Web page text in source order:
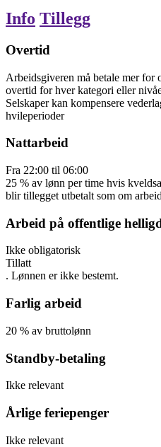
Info Tillegg
Overtid
Arbeidsgiveren må betale mer for
overtid for hver kategori eller
Selskaper kan kompensere
hvileperioder
Nattarbeid
Fra 22:00 til 06:00
25 % av lønn per time hvis
blir tillegget utbetalt som om
Arbeid på offentlige
Ikke obligatorisk
Tillatt
. Lønnen er ikke bestemt.
Farlig arbeid
20 % av bruttolønn
Standby-betaling
Ikke relevant
Årlige feriepenger
Ikke relevant